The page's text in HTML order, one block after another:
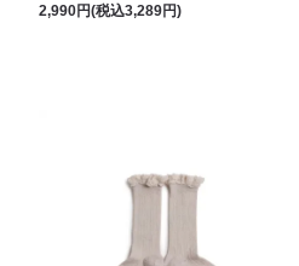
2,990円(税込3,289円)